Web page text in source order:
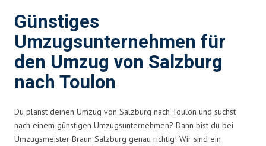
Günstiges
Umzugsunternehmen für
den Umzug von Salzburg
nach Toulon
Du planst deinen Umzug von Salzburg nach Toulon und suchst
nach einem günstigen Umzugsunternehmen? Dann bist du bei
Umzugsmeister Braun Salzburg genau richtig! Wir sind ein